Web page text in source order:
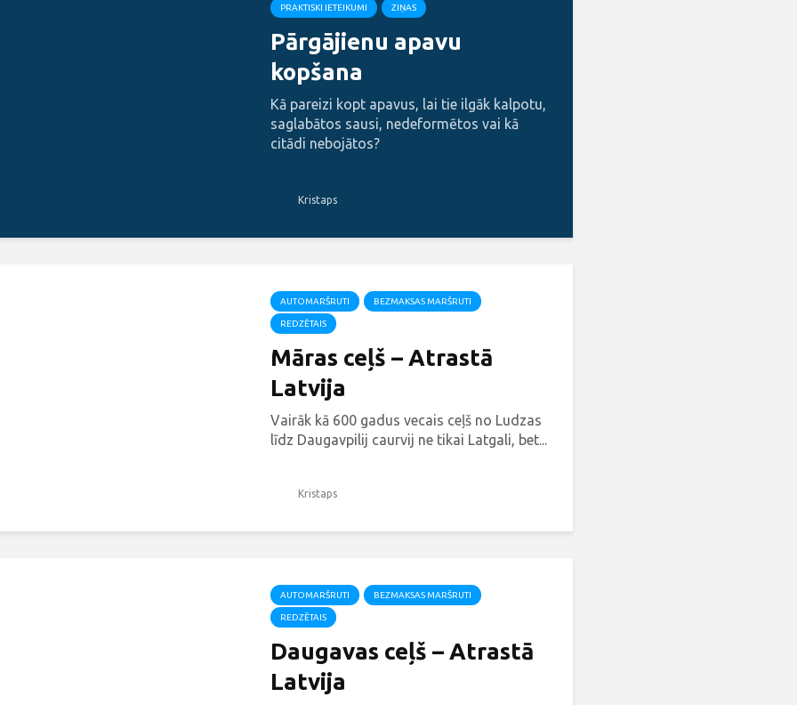
PRAKTISKI IETEIKUMI ZIŅAS
Pārgājienu apavu
kopšana
Kā pareizi kopt apavus, lai tie ilgāk kalpotu,
saglabātos sausi, nedeformētos vai kā
citādi nebojātos?
Kristaps
AUTOMARŠRUTI BEZMAKSAS MARŠRUTI
REDZĒTAIS
Māras ceļš – Atrastā
Latvija
Vairāk kā 600 gadus vecais ceļš no Ludzas
līdz Daugavpilij caurvij ne tikai Latgali, bet...
Kristaps
AUTOMARŠRUTI BEZMAKSAS MARŠRUTI
REDZĒTAIS
Daugavas ceļš – Atrastā
Latvija